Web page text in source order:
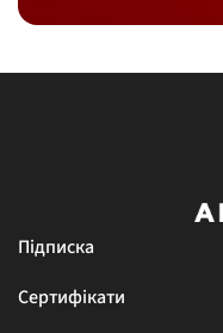
Підписка
Сертифікати